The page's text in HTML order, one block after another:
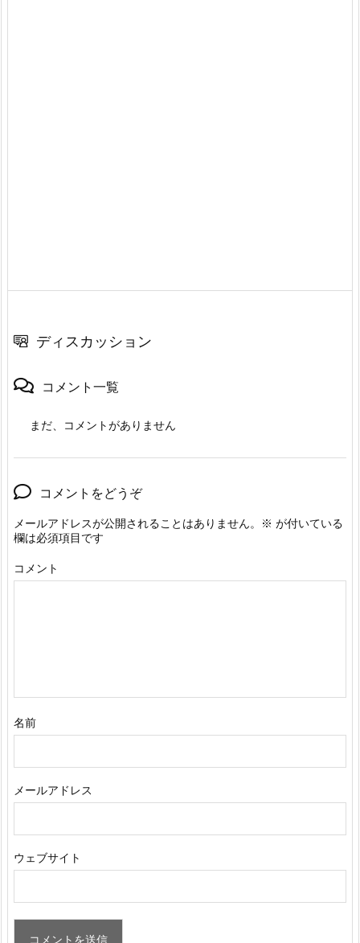
ディスカッション
コメント一覧
まだ、コメントがありません
コメントをどうぞ
メールアドレスが公開されることはありません。 ※ が付いている
欄は必須項目です
コメント
名前
メールアドレス
ウェブサイト